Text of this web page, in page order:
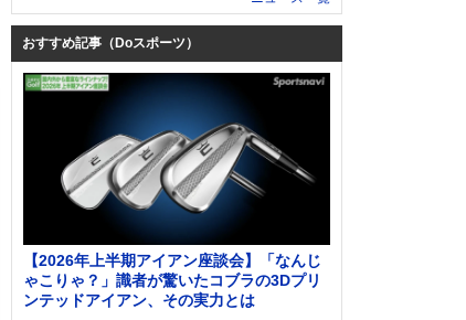
おすすめ記事（Doスポーツ）
【2026年上半期アイアン座談会】「なんじ
ゃこりゃ？」識者が驚いたコブラの3Dプリ
ンテッドアイアン、その実力とは